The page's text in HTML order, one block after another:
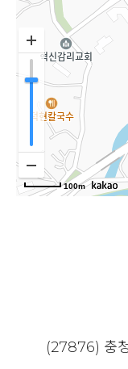
100m
(27876) 충